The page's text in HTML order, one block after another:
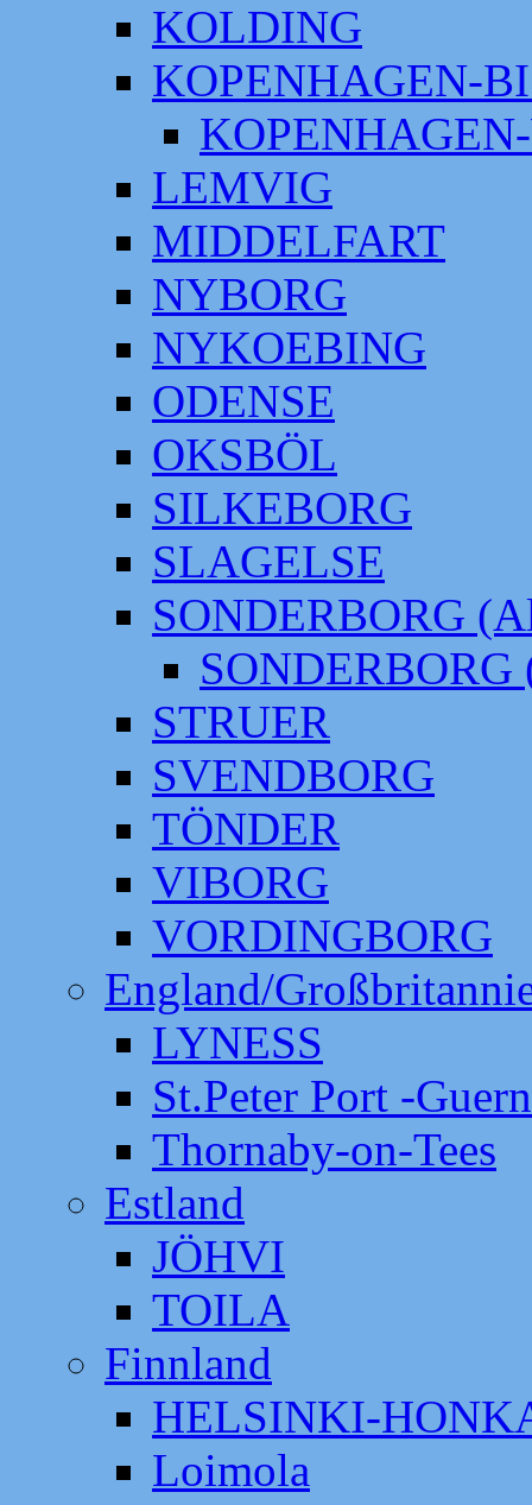
KOLDING
KOPENHAGEN-
LEMVIG
MIDDELFART
NYBORG
NYKOEBING
ODENSE
OKSBÖL
SILKEBORG
SLAGELSE
SONDERBORG
SONDERBORG
STRUER
SVENDBORG
TÖNDER
VIBORG
VORDINGBORG
England/
LYNESS
St.Peter Port -
Thornaby-on-Tees
Estland
JÖHVI
TOILA
Finnland
HELSINKI-
Loimola